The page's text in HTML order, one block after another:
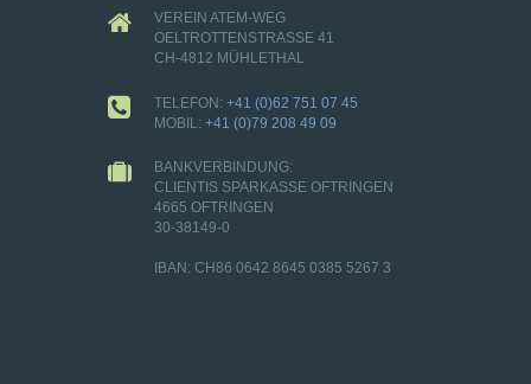
VEREIN ATEM-WEG
OELTROTTENSTRASSE 41
CH-4812 MÜHLETHAL
TELEFON: +41 (0)62 751 07 45
MOBIL: +41 (0)79 208 49 09
BANKVERBINDUNG:
CLIENTIS SPARKASSE OFTRINGEN
4665 OFTRINGEN
30-38149-0
IBAN: CH86 0642 8645 0385 5267 3